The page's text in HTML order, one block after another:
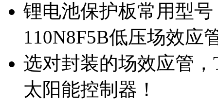
锂电池保护板常用型
110N8F5B低压场效应
选对封装的场效应管
太阳能控制器！